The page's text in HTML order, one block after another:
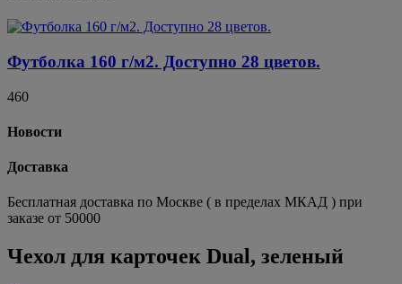
Футболка 160 г/м2. Доступно 28 цветов.
460
Новости
Доставка
Бесплатная доставка по Москве ( в пределах МКАД ) при
заказе от 50000
Чехол для карточек Dual, зеленый